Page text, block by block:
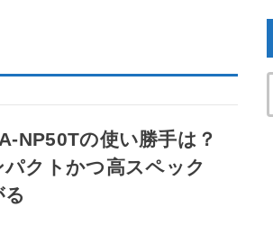
NP50Tの使い勝手は？
クトかつ高スペック